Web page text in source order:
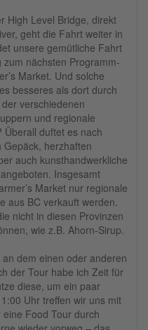
High Level Bridge, direkt
geht die Fahrt weiter in
unsere gemütliche Fahrt
nächsten Programm-
Market. Und solche
besseres als dort durch
verschiedenen
und regionale
Überall duftet es nach
herzhaften
auch kunsthandwerkliche
Insgesamt
Market nur regionale
aus BC verkauft werden.
nicht in diesen Provinzen
wie z.B. Ahorn-Sirup.
dem einen oder anderen
der Tour habe ich Zeit für
diese, um ein paar
Uhr treffen wir uns mit
Food Tour durch